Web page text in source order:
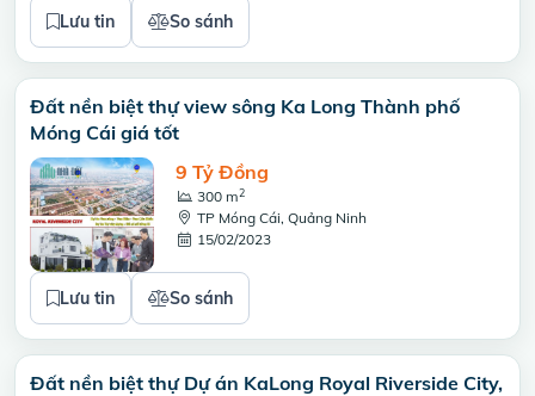
Lưu tin So sánh
Đất nền biệt thự view sông Ka Long Thành phố
Móng Cái giá tốt
9 Tỷ Đồng
300 m2
TP Móng Cái, Quảng Ninh
15/02/2023
Lưu tin So sánh
Đất nền biệt thự Dự án KaLong Royal Riverside City,